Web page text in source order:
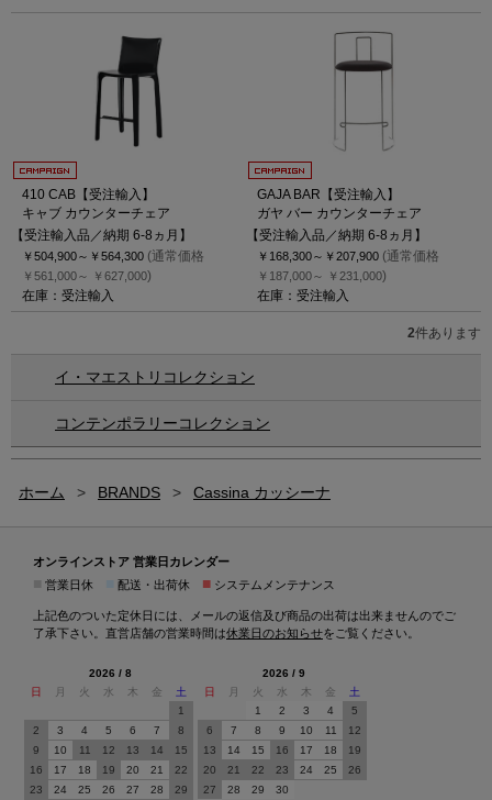
410 CAB【受注輸入】
キャブ カウンターチェア
【受注輸入品／納期 6-8ヵ月】
￥504,900～ ￥564,300 (通常価格
￥561,000～ ￥627,000)
在庫：受注輸入
GAJA BAR【受注輸入】
ガヤ バー カウンターチェア
【受注輸入品／納期 6-8ヵ月】
￥168,300～ ￥207,900 (通常価格
￥187,000～ ￥231,000)
在庫：受注輸入
2件あります
イ・マエストリコレクション
コンテンポラリーコレクション
ホーム > BRANDS > Cassina カッシーナ
オンラインストア 営業日カレンダー
営業日休 配送・出荷休 ■ システムメンテナンス
上記色のついた定休日には、メールの返信及び商品の出荷は出来ませんのでご
了承下さい。直営店舗の営業時間は休業日のお知らせをご覧ください。
2026 / 8
日
月 火 水 木 金
土
1
2
3 4 5 6 7
8
9
10 11 12 13 14
15
16
17 18 19 20 21
22
23
24 25 26 27 28
29
2026 / 9
日
月 火 水 木 金
土
1
2 3 4
5
6
7 8 9 10 11
12
13
14 15 16 17 18
19
20
21 22 23 24 25
26
27
28 29 30